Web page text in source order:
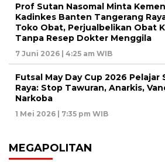
Prof Sutan Nasomal Minta
Kadinkes Banten Tangerang
Toko Obat, Perjualbelikan Obat
Tanpa Resep Dokter Menggila
7 Juni 2026 | 4:25 am WIB
Futsal May Day Cup 2026 Pelajar
Raya: Stop Tawuran, Anarkis,
Narkoba
1 Mei 2026 | 7:35 pm WIB
MEGAPOLITAN